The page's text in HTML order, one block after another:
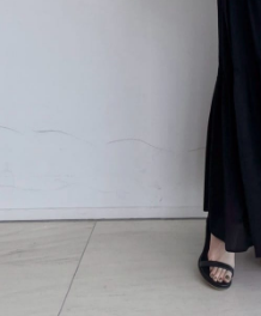
ブランド一覧
店舗検索